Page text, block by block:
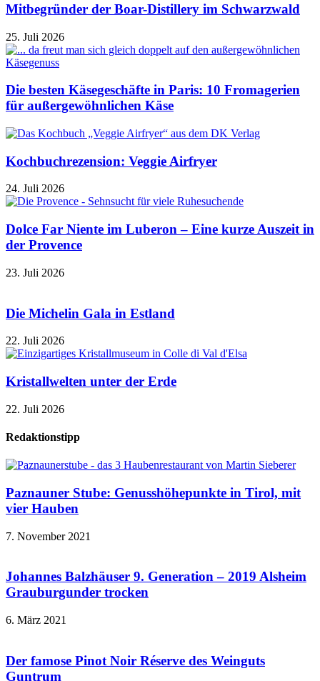
Mitbegründer der Boar-Distillery im Schwarzwald
25. Juli 2026
Die besten Käsegeschäfte in Paris: 10 Fromagerien
für außergewöhnlichen Käse
Kochbuchrezension: Veggie Airfryer
24. Juli 2026
Dolce Far Niente im Luberon – Eine kurze Auszeit in
der Provence
23. Juli 2026
Die Michelin Gala in Estland
22. Juli 2026
Kristallwelten unter der Erde
22. Juli 2026
Redaktionstipp
Paznauner Stube: Genusshöhepunkte in Tirol, mit
vier Hauben
7. November 2021
Johannes Balzhäuser 9. Generation – 2019 Alsheim
Grauburgunder trocken
6. März 2021
Der famose Pinot Noir Réserve des Weinguts
Guntrum